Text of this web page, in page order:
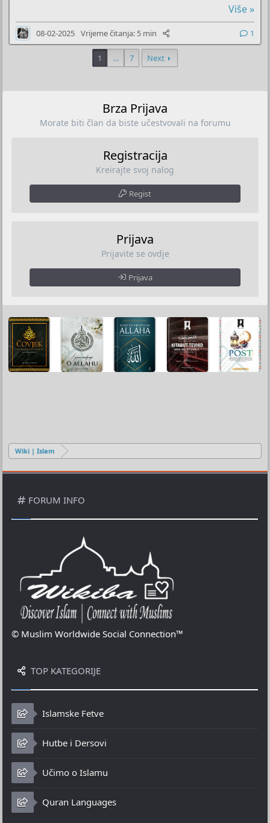
Više »
08-02-2025 Vrijeme čitanja: 5 min 1
1 … 7 Next
Brza Prijava
Morate biti član da biste učestvovali na forumu
Registracija
Kreirajte svoj nalog
Regist
Prijava
Prijavite se ovdje
Prijava
Wiki | Islam
FORUM INFO
© Muslim Worldwide Social Connection™
TOP KATEGORIJE
Islamske Fetve
Hutbe i Dersovi
Učimo o Islamu
Quran Languages